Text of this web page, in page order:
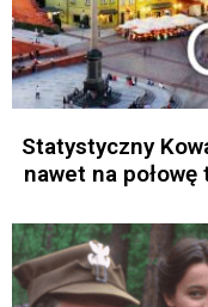
Statystyczny
nawet na